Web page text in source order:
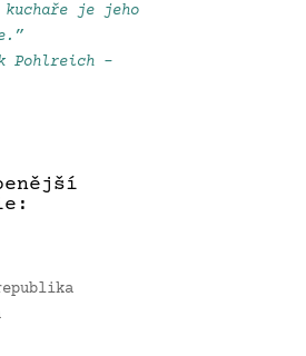
kuchaře je jeho
Pohlreich –